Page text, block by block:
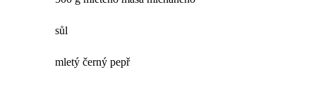
sůl
mletý černý pepř